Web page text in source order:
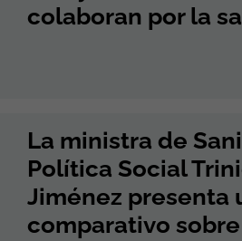
colaboran por la
La ministra de
Política Social
Jiménez presenta
comparativo